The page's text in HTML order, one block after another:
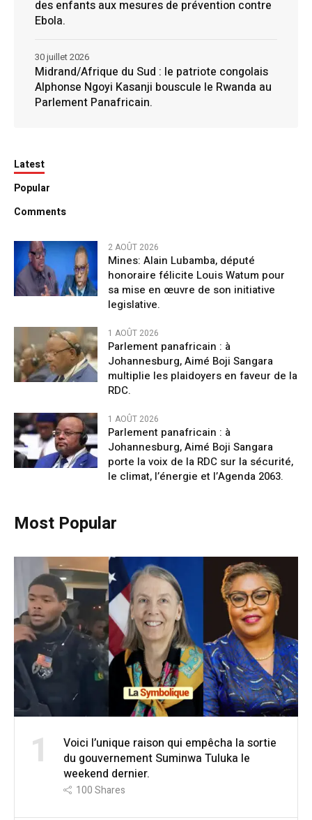
des enfants aux mesures de prévention contre
Ebola.
Midrand/Afrique du Sud : le patriote congolais
Alphonse Ngoyi Kasanji bouscule le Rwanda au
Parlement Panafricain.
30 juillet 2026
Latest
Popular
Comments
2 AOÛT 2026
Mines: Alain Lubamba, député
honoraire félicite Louis Watum pour
sa mise en œuvre de son initiative
legislative.
1 AOÛT 2026
Parlement panafricain : à
Johannesburg, Aimé Boji Sangara
multiplie les plaidoyers en faveur de la
RDC.
1 AOÛT 2026
Parlement panafricain : à
Johannesburg, Aimé Boji Sangara
porte la voix de la RDC sur la sécurité,
le climat, l’énergie et l’Agenda 2063.
Most Popular
1
Voici l’unique raison qui empêcha la sortie
du gouvernement Suminwa Tuluka le
weekend dernier.
100Shares